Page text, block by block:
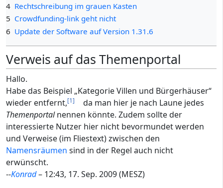
4 Rechtschreibung im grauen Kasten
5 Crowdfunding-link geht nicht
6 Update der Software auf Version 1.31.6
Verweis auf das Themenportal
Hallo.
Habe das Beispiel „Kategorie Villen und Bürgerhäuser“
wieder entfernt,[1]
da man hier je nach Laune jedes
Themenportalnennen könnte. Zudem sollte der
interessierte Nutzer hier nicht bevormundet werden
und Verweise (im Fliestext) zwischen den
Namensräumen sind in der Regel auch nicht
erwünscht.
--Konrad– 12:43, 17. Sep. 2009 (MESZ)